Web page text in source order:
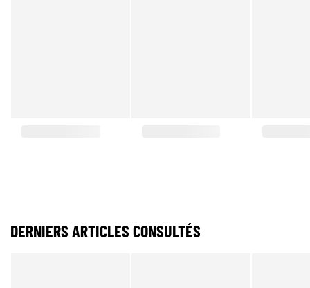
DERNIERS ARTICLES CONSULTÉS